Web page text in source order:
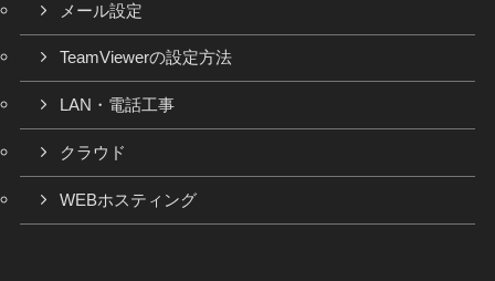
メール設定
TeamViewerの設定方法
LAN・電話工事
クラウド
WEBホスティング